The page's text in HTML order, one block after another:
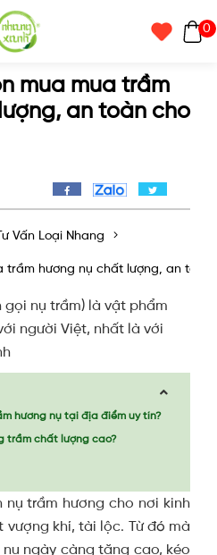
0
mua mua trầm
an toàn cho
Vấn Loại Nhang
trầm hương nụ chất lượng, an toàn
gọi nụ trầm) là vật phẩm
người Việt, nhất là với
hương nụ tại địa điểm uy tín?
trầm chất lượng cao?
trầm hương cho nơi kinh
khí, tài lộc. Từ đó mà
ngày càng tăng cao, kéo